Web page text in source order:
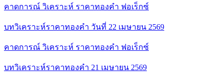
คาดการณ์ วิเคราะห์ ราคาทองคำ ฟอเร็กซ์
บทวิเคราะห์ราคาทองคำ วันที่ 22 เมษายน 2569
คาดการณ์ วิเคราะห์ ราคาทองคำ ฟอเร็กซ์
บทวิเคราะห์ราคาทองคำ 21 เมษายน 2569